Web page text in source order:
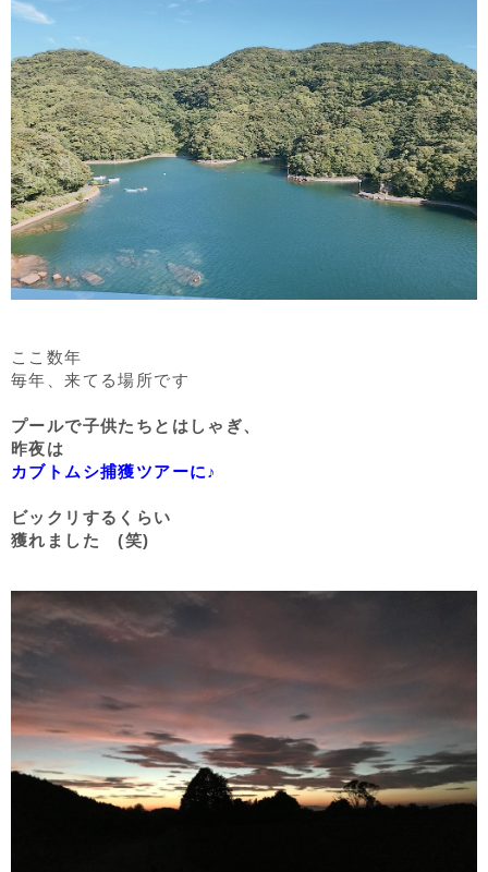
ここ数年
毎年、来てる場所です
プールで子供たちとはしゃぎ、
昨夜は
カブトムシ捕獲ツアーに♪
ビックリするくらい
獲れました (笑)